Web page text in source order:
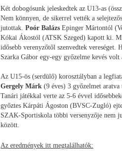
Két dobogósunk jeleskedtek az U13-as
Nem könnyen, de sikerrel vették a
jutottak. Poór Balázs Epinger Mártontól
Kókai Ákostól (ATSK Szeged) kapott ki.
idősebb verenyzőtől szenvedtek vereséget.
Szarka Gábor egy-egy győzelme kevés volt
Az U15-ös (serdülő) korosztályban a
Gergely Márk (9 éves) 3 győzelmet
Tanári játékkal verte az 5-6 évvel
győztes Kárpáti Ágoston (BVSC-Zugló)
SZAK-Sportiskola többi versenyzője nem
között.
Az eredmények itt megtalálhatók: